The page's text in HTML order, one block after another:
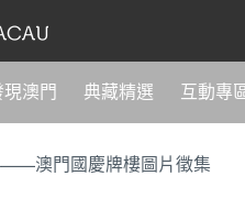
現澳門 典藏精選 互動專
澳門國慶牌樓圖片徵集